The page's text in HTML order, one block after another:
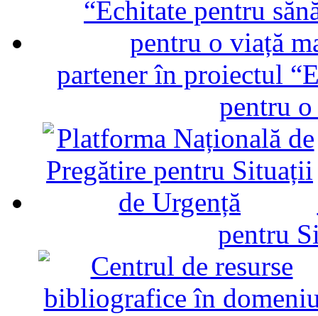
partener în proiectul
pentru
pentru